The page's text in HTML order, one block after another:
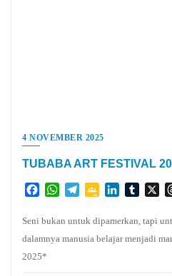
4 NOVEMBER 2025
TUBABA ART FESTIVAL
FacebookWhatsApp
TelegramGoogleLinkedInTumblr
X
Seni bukan untuk dipamerkan, tapi
dalamnya manusia belajar menjadi
2025*